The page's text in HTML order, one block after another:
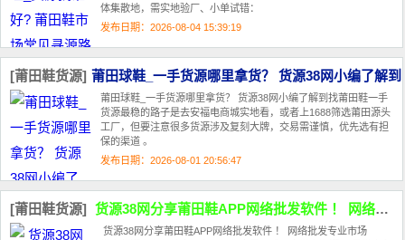
体集散地，需‌实地验厂、小单试错‌：
发布日期：2026-08-04 15:39:19
[莆田鞋货源] 莆田球鞋_一手货源哪里拿货？ 货源38网小编了解到
莆田球鞋_一手货源哪里拿货？ 货源38网小编了解到找莆田鞋一手
货源最稳的路子是去安福电商城实地看，或者上1688筛选莆田源头
工厂‌，但要注意很多货源涉及复刻大牌，交易需谨慎，优先选有担
保的渠道 。‌‌‌
发布日期：2026-08-01 20:56:47
[莆田鞋货源] 货源38网分享莆田鞋APP网络批发软件 ！ 网络批发专业市场
货源38网分享莆田鞋APP网络批发软件 ！ 网络批发专业市场